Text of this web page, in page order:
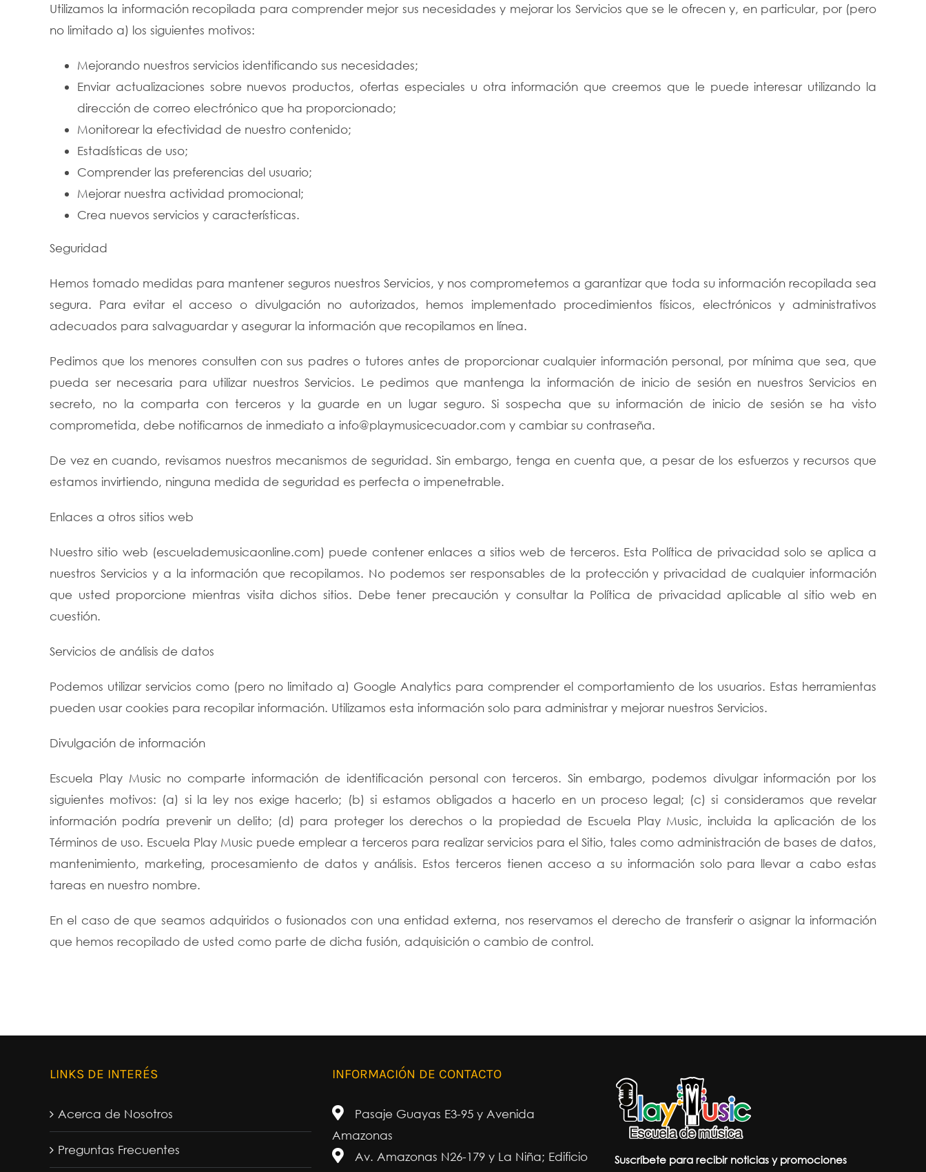
Utilizamos la información recopilada para comprender mejor sus necesidades y mejorar los Servicios que se le ofrecen y, en particular, por (pero
no limitado a) los siguientes motivos:
Mejorando nuestros servicios identificando sus necesidades;
Enviar actualizaciones sobre nuevos productos, ofertas especiales u otra información que creemos que le puede interesar utilizando la
dirección de correo electrónico que ha proporcionado;
Monitorear la efectividad de nuestro contenido;
Estadísticas de uso;
Comprender las preferencias del usuario;
Mejorar nuestra actividad promocional;
Crea nuevos servicios y características.
Seguridad
Hemos tomado medidas para mantener seguros nuestros Servicios, y nos comprometemos a garantizar que toda su información recopilada sea
segura. Para evitar el acceso o divulgación no autorizados, hemos implementado procedimientos físicos, electrónicos y administrativos
adecuados para salvaguardar y asegurar la información que recopilamos en línea.
Pedimos que los menores consulten con sus padres o tutores antes de proporcionar cualquier información personal, por mínima que sea, que
pueda ser necesaria para utilizar nuestros Servicios. Le pedimos que mantenga la información de inicio de sesión en nuestros Servicios en
secreto, no la comparta con terceros y la guarde en un lugar seguro. Si sospecha que su información de inicio de sesión se ha visto
comprometida, debe notificarnos de inmediato a info@playmusicecuador.com y cambiar su contraseña.
De vez en cuando, revisamos nuestros mecanismos de seguridad. Sin embargo, tenga en cuenta que, a pesar de los esfuerzos y recursos que
estamos invirtiendo, ninguna medida de seguridad es perfecta o impenetrable.
Enlaces a otros sitios web
Nuestro sitio web (escuelademusicaonline.com) puede contener enlaces a sitios web de terceros. Esta Política de privacidad solo se aplica a
nuestros Servicios y a la información que recopilamos. No podemos ser responsables de la protección y privacidad de cualquier información
que usted proporcione mientras visita dichos sitios. Debe tener precaución y consultar la Política de privacidad aplicable al sitio web en
cuestión.
Servicios de análisis de datos
Podemos utilizar servicios como (pero no limitado a) Google Analytics para comprender el comportamiento de los usuarios. Estas herramientas
pueden usar cookies para recopilar información. Utilizamos esta información solo para administrar y mejorar nuestros Servicios.
Divulgación de información
Escuela Play Music no comparte información de identificación personal con terceros. Sin embargo, podemos divulgar información por los
siguientes motivos: (a) si la ley nos exige hacerlo; (b) si estamos obligados a hacerlo en un proceso legal; (c) si consideramos que revelar
información podría prevenir un delito; (d) para proteger los derechos o la propiedad de Escuela Play Music, incluida la aplicación de los
Términos de uso. Escuela Play Music puede emplear a terceros para realizar servicios para el Sitio, tales como administración de bases de datos,
mantenimiento, marketing, procesamiento de datos y análisis. Estos terceros tienen acceso a su información solo para llevar a cabo estas
tareas en nuestro nombre.
En el caso de que seamos adquiridos o fusionados con una entidad externa, nos reservamos el derecho de transferir o asignar la información
que hemos recopilado de usted como parte de dicha fusión, adquisición o cambio de control.
LINKS DE INTERÉS
Acerca de Nosotros
Preguntas Frecuentes
INFORMACIÓN DE CONTACTO
Pasaje Guayas E3-95 y Avenida
Amazonas
Av. Amazonas N26-179 y La Niña; Edificio
Suscríbete para recibir noticias y promociones